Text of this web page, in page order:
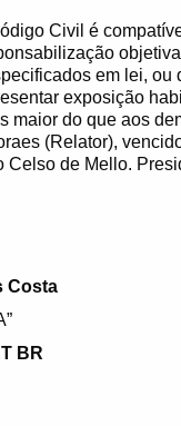
Civil é
em lei,
exposição
maior do que aos
(Relator),
Celso de Mello.
Costa
BR